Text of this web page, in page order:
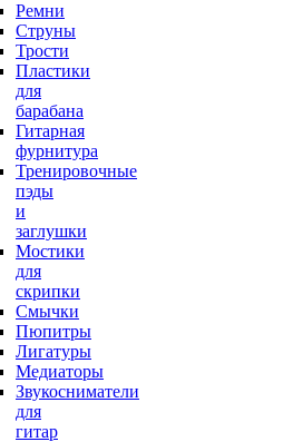
Ремни
Струны
Трости
Пластики
для
барабана
Гитарная
фурнитура
Тренировочные
пэды
и
заглушки
Мостики
для
скрипки
Смычки
Пюпитры
Лигатуры
Медиаторы
Звукосниматели
для
гитар